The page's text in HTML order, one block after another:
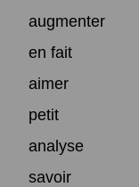
augmenter
en fait
aimer
petit
analyse
savoir